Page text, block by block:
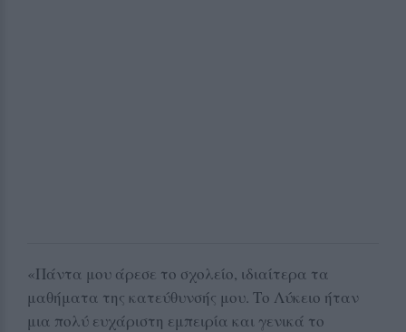
«Πάντα μου άρεσε το σχολείο, ιδιαίτερα τα
μαθήματα της κατεύθυνσής μου. Το Λύκειο ήταν
μια πολύ ευχάριστη εμπειρία και γενικά το